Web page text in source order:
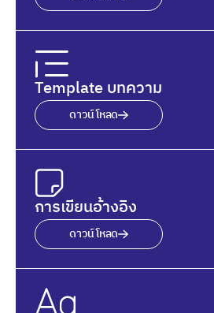
Template บทความ
ดาวน์โหลด
การเขียนอ้างอิง
ดาวน์โหลด